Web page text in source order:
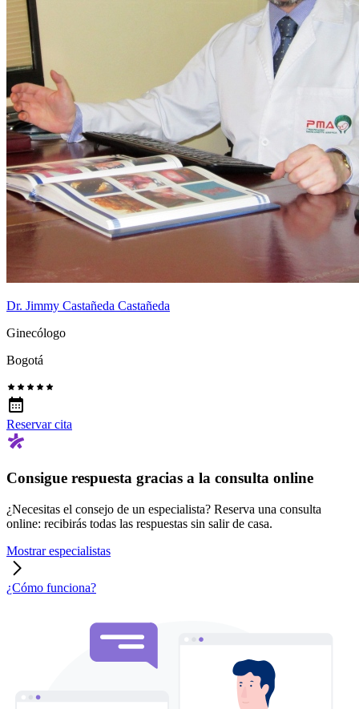
Dr. Jimmy Castañeda Castañeda
Ginecólogo
Bogotá
Reservar cita
Consigue respuesta gracias a la consulta online
¿Necesitas el consejo de un especialista? Reserva una consulta
online: recibirás todas las respuestas sin salir de casa.
Mostrar especialistas
¿Cómo funciona?